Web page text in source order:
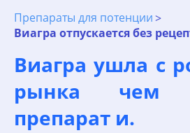
Препараты для потенции
Виагра отпускается без
Виагра ушла с
рынка чем
препарат и.